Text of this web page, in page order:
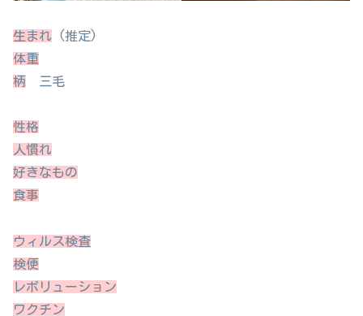
生まれ (推定)
体重
柄 三毛
性格
人慣れ
好きなもの
食事
ウィルス検査
検便
レボリューション
ワクチン